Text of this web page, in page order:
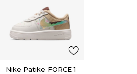
Nike Patike FORCE 1